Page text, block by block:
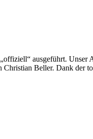
ausgeführt. Unser
Christian Beller. Dank der